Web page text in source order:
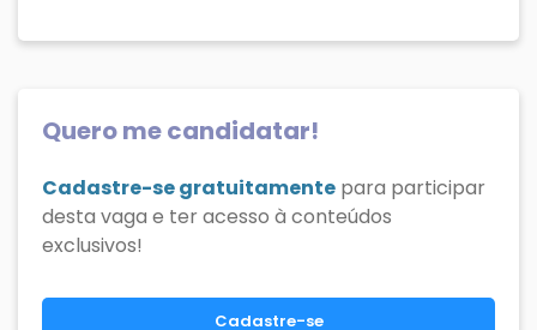
Quero me candidatar!
Cadastre-se gratuitamente para participar
desta vaga e ter acesso à conteúdos
exclusivos!
Cadastre-se